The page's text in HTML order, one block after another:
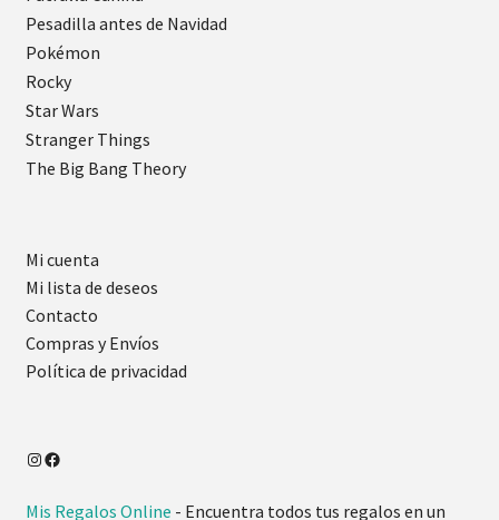
Pesadilla antes de Navidad
Pokémon
Rocky
Star Wars
Stranger Things
The Big Bang Theory
Mi cuenta
Mi lista de deseos
Contacto
Compras y Envíos
Política de privacidad
Mis Regalos Online - Encuentra todos tus regalos en un